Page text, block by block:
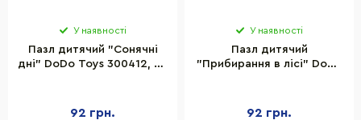
У наявності
Пазл дитячий "Сонячні
дні" DoDo Toys 300412, 60
92 грн.
У наявності
Пазл дитячий
"Прибирання в лісі" DoDo
92 грн.